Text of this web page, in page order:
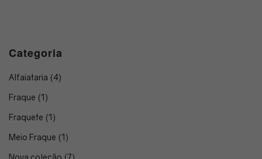
Categoria
Alfaiataria (4)
Fraque (1)
Fraquete (1)
Meio Fraque (1)
Nova coleção (7)